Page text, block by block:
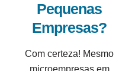
Pequenas
Empresas?
Com certeza! Mesmo